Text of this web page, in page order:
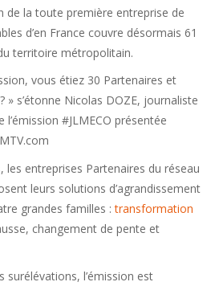
de la toute première entreprise de
d’en France couvre désormais 61
territoire métropolitain.
vous étiez 30 Partenaires et
s’étonne Nicolas DOZE, journaliste
#JLMECO présentée
les entreprises Partenaires du réseau
leurs solutions d’agrandissement
grandes familles :transformation
changement de pente et
surélévations, l’émission est